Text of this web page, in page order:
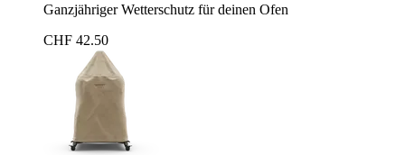
Ganzjähriger Wetterschutz für deinen Ofen
CHF 42.50